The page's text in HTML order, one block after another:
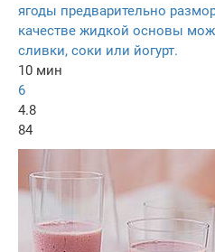
ягоды предварительно
качестве жидкой основы
сливки, соки или йогурт.
10 мин
6
4.8
84